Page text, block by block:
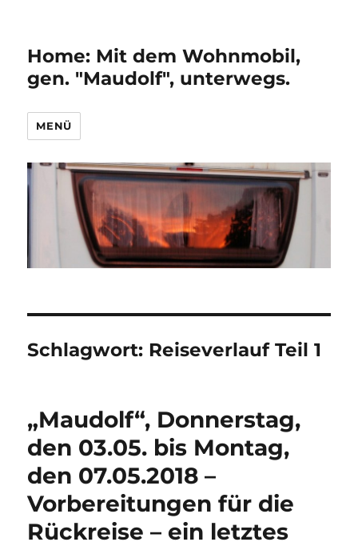
Home: Mit dem Wohnmobil,
gen. "Maudolf", unterwegs.
MENÜ
Schlagwort: Reiseverlauf Teil 1
„Maudolf“, Donnerstag,
den 03.05. bis Montag,
den 07.05.2018 –
Vorbereitungen für die
Rückreise – ein letztes